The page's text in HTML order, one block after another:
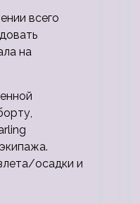
всего
на
осадки и